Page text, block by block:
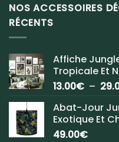
NOS ACCESSOIRES
RÉCENTS
Affiche
Tropicale Et
13.00€ –
Abat-Jour
Exotique Et
49.00€